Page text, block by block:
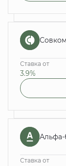
Ставка от
3.9%
Альфа-
Ставка от